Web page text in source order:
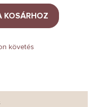
KOSÁRHOZ
követés